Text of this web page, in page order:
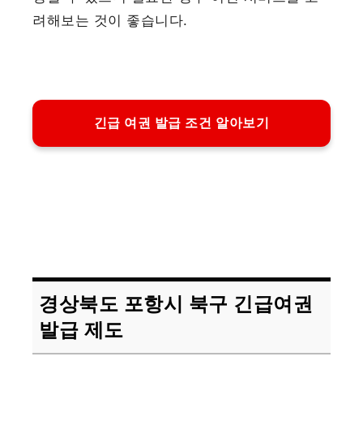
려해보는 것이 좋습니다.
긴급 여권 발급 조건 알아보기
경상북도 포항시 북구 긴급여권
발급 제도